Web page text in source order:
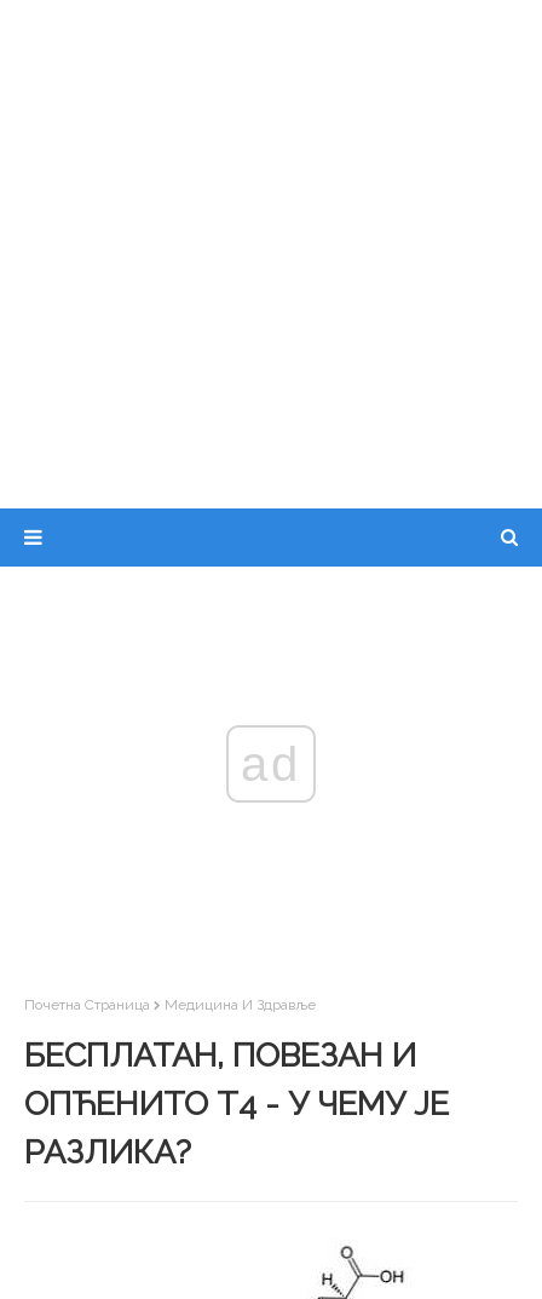
ad
Почетна Страница Медицина И Здравље
БЕСПЛАТАН, ПОВЕЗАН И
ОПЋЕНИТО Т4 - У ЧЕМУ ЈЕ
РАЗЛИКА?